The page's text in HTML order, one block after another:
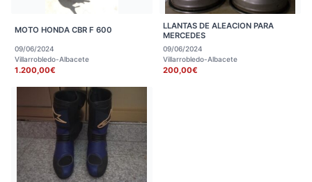
MOTO HONDA CBR F 600
09/06/2024
Villarrobledo-Albacete
1.200,00€
LLANTAS DE ALEACION PARA
MERCEDES
09/06/2024
Villarrobledo-Albacete
200,00€